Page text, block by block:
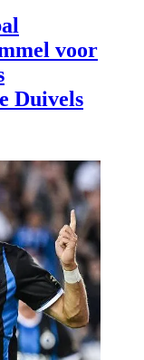
voor
Duivels